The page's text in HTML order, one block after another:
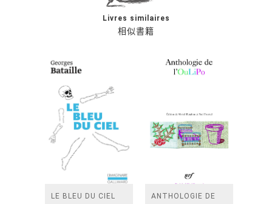
相似書籍
Livres similaires
LE BLEU DU CIEL
ANTHOLOGIE DE